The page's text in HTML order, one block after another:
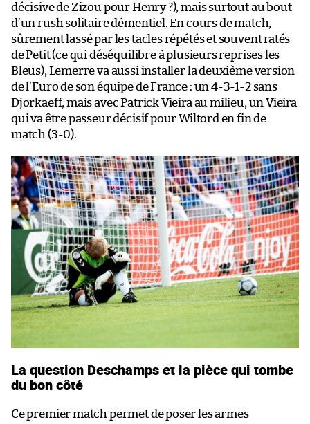
décisive de Zizou pour Henry ?), mais surtout au bout
d’un rush solitaire démentiel. En cours de match,
sûrement lassé par les tacles répétés et souvent ratés
de Petit (ce qui déséquilibre à plusieurs reprises les
Bleus), Lemerre va aussi installer la deuxième version
de l’Euro de son équipe de France : un 4-3-1-2 sans
Djorkaeff, mais avec Patrick Vieira au milieu, un Vieira
qui va être passeur décisif pour Wiltord en fin de
match (3-0).
La question Deschamps et la pièce qui tombe
du bon côté
Ce premier match permet de poser les armes